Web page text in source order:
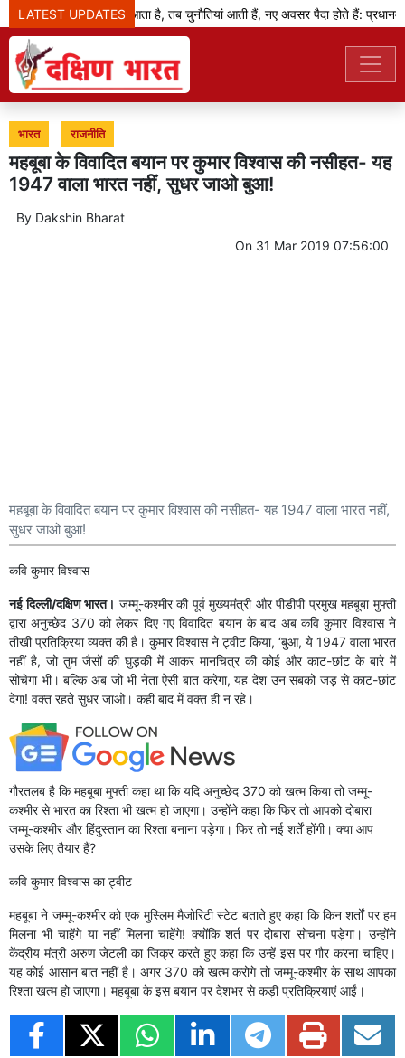
LATEST UPDATES
जब बदलाव का दौर आता है, तब चुनौतियां आती हैं, नए अवसर पैदा होते हैं: प्रधानमंत्री
भारत राजनीति
महबूबा के विवादित बयान पर कुमार विश्वास की नसीहत- यह
1947 वाला भारत नहीं, सुधर जाओ बुआ!
By Dakshin Bharat
On 31 Mar 2019 07:56:00
महबूबा के विवादित बयान पर कुमार विश्वास की नसीहत- यह 1947 वाला भारत नहीं,
सुधर जाओ बुआ!
कवि कुमार विश्वास
नई दिल्ली/दक्षिण भारत। जम्मू-कश्मीर की पूर्व मुख्यमंत्री और पीडीपी प्रमुख महबूबा मुफ्ती
द्वारा अनुच्छेद 370 को लेकर दिए गए विवादित बयान के बाद अब कवि कुमार विश्वास ने
तीखी प्रतिक्रिया व्यक्त की है। कुमार विश्वास ने ट्वीट किया, ‘बुआ, ये 1947 वाला भारत
नहीं है, जो तुम जैसों की घुड़की में आकर मानचित्र की कोई और काट-छांट के बारे में
सोचेगा भी। बल्कि अब जो भी नेता ऐसी बात करेगा, यह देश उन सबको जड़ से काट-छांट
देगा! वक्त रहते सुधर जाओ। कहीं बाद में वक्त ही न रहे।
गौरतलब है कि महबूबा मुफ्ती कहा था कि यदि अनुच्छेद 370 को खत्म किया तो जम्मू-
कश्मीर से भारत का रिश्ता भी खत्म हो जाएगा। उन्होंने कहा कि फिर तो आपको दोबारा
जम्मू-कश्मीर और हिंदुस्तान का रिश्ता बनाना पड़ेगा। फिर तो नई शर्तें होंगी। क्या आप
उसके लिए तैयार हैं?
कवि कुमार विश्वास का ट्वीट
महबूबा ने जम्मू-कश्मीर को एक मुस्लिम मैजोरिटी स्टेट बताते हुए कहा कि किन शर्तों पर हम
मिलना भी चाहेंगे या नहीं मिलना चाहेंगे! क्योंकि शर्त पर दोबारा सोचना पड़ेगा। उन्होंने
केंद्रीय मंत्री अरुण जेटली का जिक्र करते हुए कहा कि उन्हें इस पर गौर करना चाहिए।
यह कोई आसान बात नहीं है। अगर 370 को खत्म करोगे तो जम्मू-कश्मीर के साथ आपका
रिश्ता खत्म हो जाएगा। महबूबा के इस बयान पर देशभर से कड़ी प्रतिक्रियाएं आईं।